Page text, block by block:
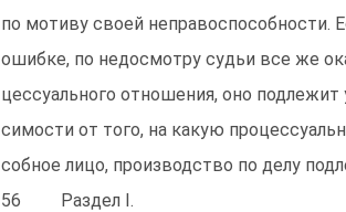
по мотиву своей неправоспособности.
ошибке, по недосмотру судьи все же
цессуального отношения, оно
симости от того, на какую
собное лицо, производство по делу
56 Раздел I.